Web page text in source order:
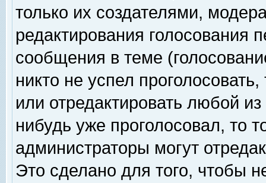
только их создателями,
редактирования голосования
сообщения в теме
никто не успел
или отредактировать любой
нибудь уже проголосовал, то
администраторы могут
Это сделано для того, чтобы